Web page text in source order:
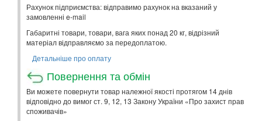
Рахунок підприємства: відправимо рахунок на вказаний у
замовленні e-mail
Габаритні товари, товари, вага яких понад 20 кг, відрізний
матеріал відправляємо за передоплатою.
Детальніше про оплату
Повернення та обмін
Ви можете повернути товар належної якості протягом 14 днів
відповідно до вимог ст. 9, 12, 13 Закону України «Про захист прав
споживачів»